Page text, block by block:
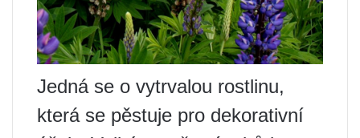
Jedná se o vytrvalou rostlinu,
která se pěstuje pro dekorativní